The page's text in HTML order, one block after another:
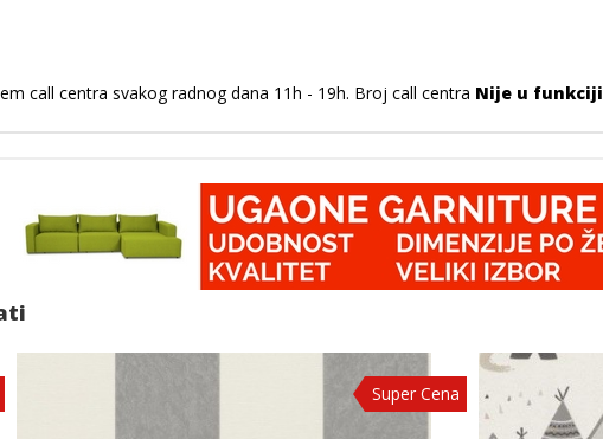
call centra svakog radnog dana 11h - 19h. Broj call centra Nije u funkciji
Super Cena